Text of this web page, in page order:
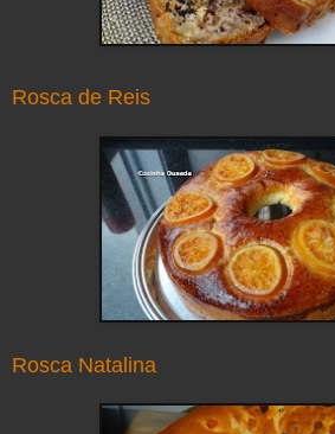
Rosca de Reis
Rosca Natalina